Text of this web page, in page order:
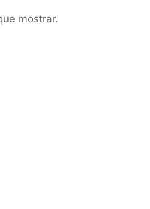
mostrar.